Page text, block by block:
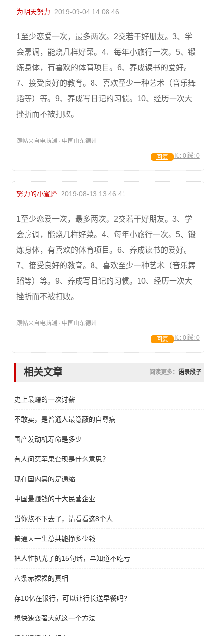
为明天努力 2019-09-04 14:08:46
1至少恋爱一次，最多两次。2交若干好朋友。3、学
会烹调，能烧几样好菜。4、每年小旅行一次。5、锻
炼身体，有喜欢的体育项目。6、养成读书的爱好。
7、接受良好的教育。8、喜欢至少一种艺术（音乐舞
蹈等）等。9、养成写日记的习惯。10、经历一次大
挫折而不被打败。
跟帖来自电脑端 · 中国山东德州
顶: 0 踩: 0
回复
努力的小蜜蜂 2019-08-13 13:46:41
1至少恋爱一次，最多两次。2交若干好朋友。3、学
会烹调，能烧几样好菜。4、每年小旅行一次。5、锻
炼身体，有喜欢的体育项目。6、养成读书的爱好。
7、接受良好的教育。8、喜欢至少一种艺术（音乐舞
蹈等）等。9、养成写日记的习惯。10、经历一次大
挫折而不被打败。
跟帖来自电脑端 · 中国山东德州
顶: 0 踩: 0
回复
相关文章 阅读更多： 语录段子
史上最赚的一次讨薪
不敢卖，是普通人最隐蔽的自尊病
国产发动机寿命是多少
有人问买苹果套现是什么意思？
现在国内真的是通缩
中国最赚钱的十大民营企业
当你熬不下去了，请看看这8个人
普通人一生总共能挣多少钱
把人性扒光了的15句话，早知道不吃亏
六条赤裸裸的真相
存10亿在银行，可以让行长送早餐吗?
想快速变强大就这一个方法